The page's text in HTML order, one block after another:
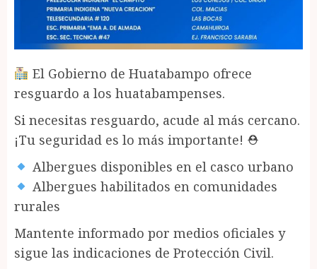
El Gobierno de Huatabampo ofrece
resguardo a los huatabampenses.
Si necesitas resguardo, acude al más cercano.
¡Tu seguridad es lo más importante! ⛑
Albergues disponibles en el casco urbano
Albergues habilitados en comunidades
rurales
Mantente informado por medios oficiales y
sigue las indicaciones de Protección Civil.